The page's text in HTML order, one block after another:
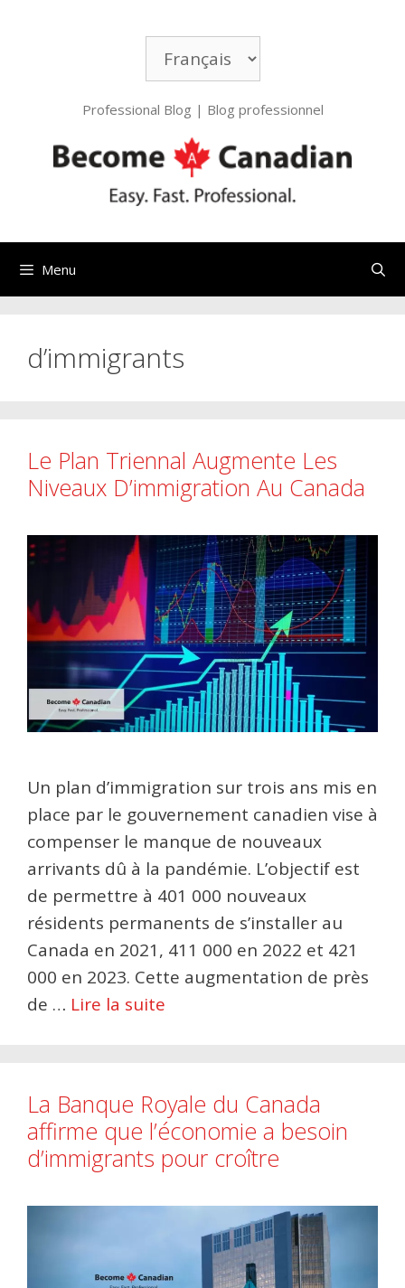
Choisir
une
langue
Professional Blog | Blog professionnel
Menu
d’immigrants
Le Plan Triennal Augmente Les
Niveaux D’immigration Au Canada
Un plan d’immigration sur trois ans mis en
place par le gouvernement canadien vise à
compenser le manque de nouveaux
arrivants dû à la pandémie. L’objectif est
de permettre à 401 000 nouveaux
résidents permanents de s’installer au
Canada en 2021, 411 000 en 2022 et 421
000 en 2023. Cette augmentation de près
de … Lire la suite
La Banque Royale du Canada
affirme que l’économie a besoin
d’immigrants pour croître